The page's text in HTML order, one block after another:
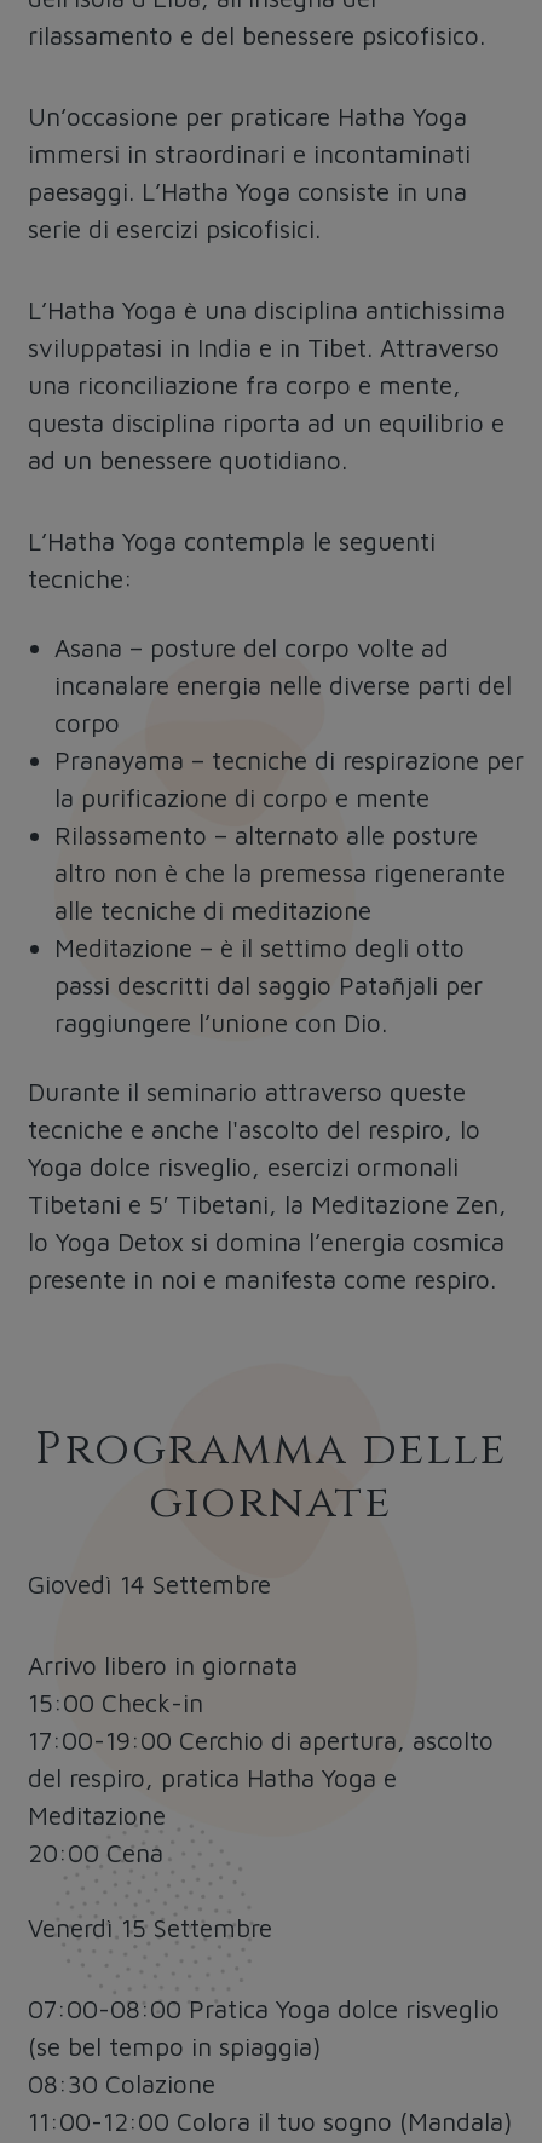
rilassamento e del benessere psicofisico.
Un’occasione per praticare Hatha Yoga
immersi in straordinari e incontaminati
paesaggi. L’Hatha Yoga consiste in una
serie di esercizi psicofisici.
L’Hatha Yoga è una disciplina antichissima
sviluppatasi in India e in Tibet. Attraverso
una riconciliazione fra corpo e mente,
questa disciplina riporta ad un equilibrio e
ad un benessere quotidiano.
L’Hatha Yoga contempla le seguenti
tecniche:
Asana – posture del corpo volte ad
incanalare energia nelle diverse parti del
corpo
Pranayama – tecniche di respirazione per
la purificazione di corpo e mente
Rilassamento – alternato alle posture
altro non è che la premessa rigenerante
alle tecniche di meditazione
Meditazione – è il settimo degli otto
passi descritti dal saggio Patañjali per
raggiungere l’unione con Dio.
Durante il seminario attraverso queste
tecniche e anche l'ascolto del respiro, lo
Yoga dolce risveglio, esercizi ormonali
Tibetani e 5′ Tibetani, la Meditazione Zen,
lo Yoga Detox si domina l’energia cosmica
presente in noi e manifesta come respiro.
Programma delle
giornate
Giovedì 14 Settembre
Arrivo libero in giornata
15:00 Check-in
17:00-19:00 Cerchio di apertura, ascolto
del respiro, pratica Hatha Yoga e
Meditazione
20:00 Cena
Venerdì 15 Settembre
07:00-08:00 Pratica Yoga dolce risveglio
(se bel tempo in spiaggia)
08:30 Colazione
11:00-12:00 Colora il tuo sogno (Mandala)